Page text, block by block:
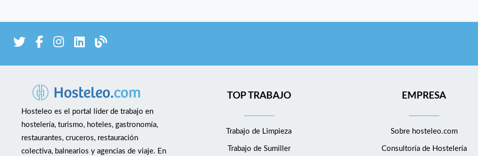
Hosteleo es el portal líder de trabajo en
hostelería, turismo, hoteles, gastronomía,
restaurantes, cruceros, restauración
colectiva, balnearios y agencias de viaje. En
TOP TRABAJO
Trabajo de Limpieza
Trabajo de Sumiller
EMPRESA
Sobre hosteleo.com
Consultoría de Hostelería